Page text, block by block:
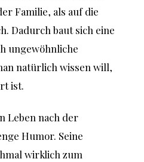
Familie, als auf die
Dadurch baut sich eine
ungewöhnliche
natürlich wissen will,
ist.
Leben nach der
Humor. Seine
wirklich zum